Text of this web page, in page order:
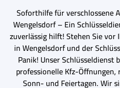
Soforthilfe für verschlossene
Wengelsdorf – Ein
zuverlässig hilft! Stehen Sie vor
in Wengelsdorf und der
Panik! Unser Schlüsseldienst
professionelle Kfz-
Sonn- und Feiertagen. Wir